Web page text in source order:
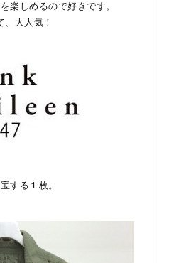
楽しめるので好きです。
、大人気！
する１枚。